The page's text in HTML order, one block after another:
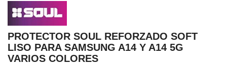
PROTECTOR SOUL REFORZADO SOFT
LISO PARA SAMSUNG A14 Y A14 5G
VARIOS COLORES